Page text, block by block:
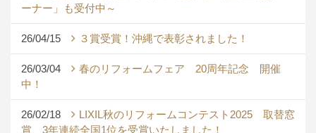
ーナー」も受付中～
26/04/15 ３賞受賞！沖縄で表彰されました！
26/03/04
春のリフォームフェア 20周年記念 開催
中！
26/02/18
LIXIL秋のリフォームコンテスト2025 取替窓
賞 3年連続全国1位を受賞いたしました！